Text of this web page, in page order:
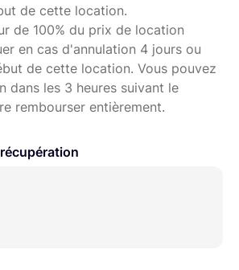
de cette location.
de 100% du prix de location
en cas d'annulation 4 jours ou
de cette location. Vous pouvez
dans les 3 heures suivant le
rembourser entièrement.